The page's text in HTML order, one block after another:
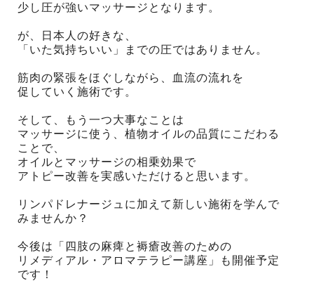
少し圧が強いマッサージとなります。
が、日本人の好きな、
「いた気持ちいい」までの圧ではありません。
筋肉の緊張をほぐしながら、血流の流れを
促していく施術です。
そして、もう一つ大事なことは
マッサージに使う、植物オイルの品質にこだわる
ことで、
オイルとマッサージの相乗効果で
アトピー改善を実感いただけると思います。
リンパドレナージュに加えて新しい施術を学んで
みませんか？
今後は「四肢の麻痺と褥瘡改善のための
リメディアル・アロマテラピー講座」も開催予定
です！